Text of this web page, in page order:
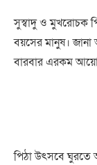
সুস্বাদুও মুখরোচক
বয়সেরমানুষ। জানা
বারবারএরকম
পিঠাউৎসবেঘুরতে